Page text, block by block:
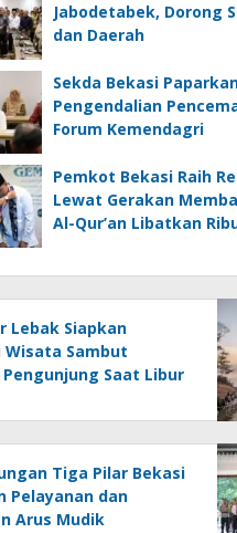
Jabodetabek, Dorong
dan Daerah
Sekda Bekasi
Pengendalian
Forum Kemendagri
Pemkot Bekasi Raih
Lewat Gerakan
Al-Qur’an Libatkan
Lebak Siapkan
Wisata Sambut
Saat Libur
Tiga Pilar Bekasi
Pelayanan dan
Arus Mudik